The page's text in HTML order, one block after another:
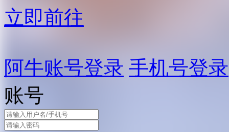
立即前往
阿牛账号登录 手机号登录
账号